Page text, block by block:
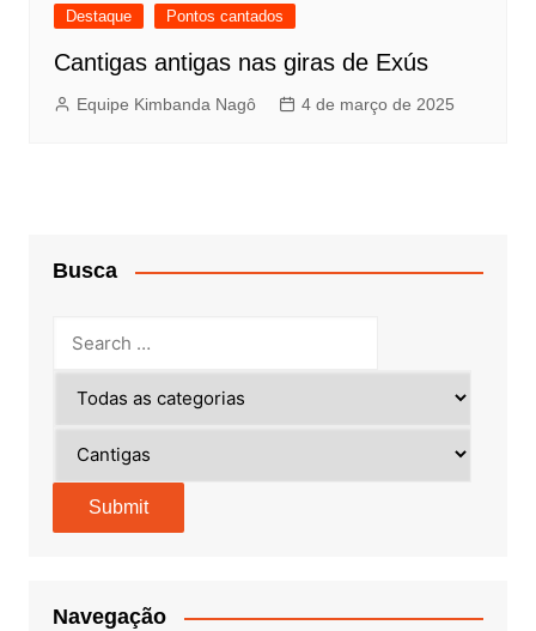
Destaque Pontos cantados
Cantigas antigas nas giras de Exús
Equipe Kimbanda Nagô 4 de março de 2025
Busca
Navegação